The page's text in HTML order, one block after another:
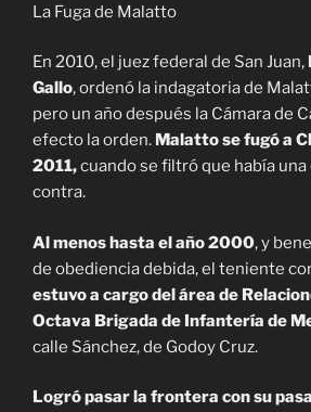
La Fuga de Malatto
En 2010, el juez federal de San Juan,
Gallo, ordenó la indagatoria de
pero un año después la Cámara de
efecto la orden. Malatto se fugó a
2011,cuando se filtró que había una
contra.
Al menos hasta el año 2000, y
de obediencia debida, el teniente
estuvo a cargo del área de
Octava Brigada de Infantería de
calle Sánchez, de Godoy Cruz.
Logró pasar la frontera con su